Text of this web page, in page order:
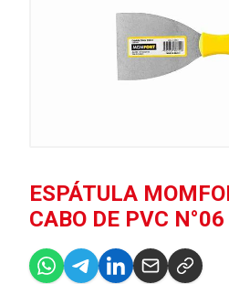
ESPÁTULA
CABO DE PVC N°06